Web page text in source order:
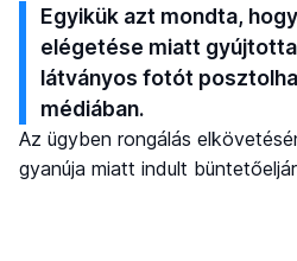
Egyikük azt mondta,
elégetése miatt
látványos fotót
médiában.
Az ügyben rongálás
gyanúja miatt indult